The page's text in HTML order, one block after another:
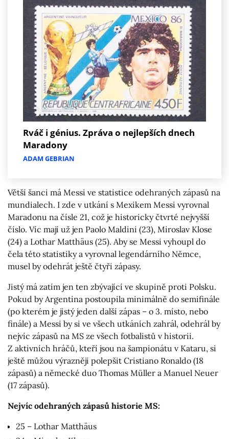
Rváč i génius. Zpráva o nejlepších dnech
Maradony
ADAM GEBRIAN
Větší šanci má Messi ve statistice odehraných zápasů na
mundialech. I zde v utkání s Mexikem Messi vyrovnal
Maradonu na čísle 21, což je historicky čtvrté nejvyšší
číslo. Víc mají už jen Paolo Maldini (23), Miroslav Klose
(24) a Lothar Matthäus (25). Aby se Messi vyhoupl do
čela této statistiky a vyrovnal legendárního Němce,
musel by odehrát ještě čtyři zápasy.
Jistý má zatím jen ten zbývající ve skupině proti Polsku.
Pokud by Argentina postoupila minimálně do semifinále
(po kterém je jistý jeden další zápas – o 3. místo, nebo
finále) a Messi by si ve všech utkáních zahrál, odehrál by
nejvíc zápasů na MS ze všech fotbalistů v historii.
Z aktivních hráčů, kteří jsou na šampionátu v Kataru, si
ještě můžou výrazněji polepšit Cristiano Ronaldo (18
zápasů) a německé duo Thomas Müller a Manuel Neuer
(17 zápasů).
Nejvíc odehraných zápasů historie MS:
25 – Lothar Matthäus